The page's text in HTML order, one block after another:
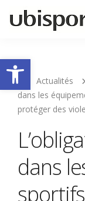
Ouvrir la
Actualités
dans les
protéger des
dans